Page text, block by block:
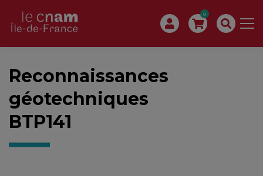
0
Reconnaissances
géotechniques
BTP141